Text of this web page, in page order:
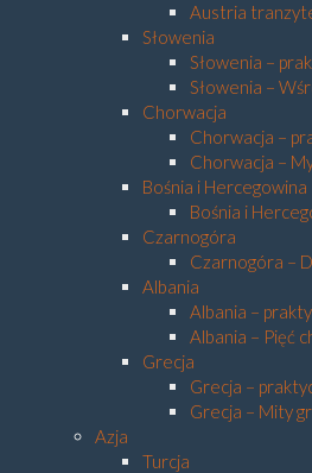
Austria
Słowenia
Słowenia –
Słowenia –
Chorwacja
Chorwacja –
Chorwacja –
Bośnia i Hercegowina
Bośnia i
Czarnogóra
Czarnogóra –
Albania
Albania –
Albania – Pięć
Grecja
Grecja –
Grecja – Mity
Azja
Turcja